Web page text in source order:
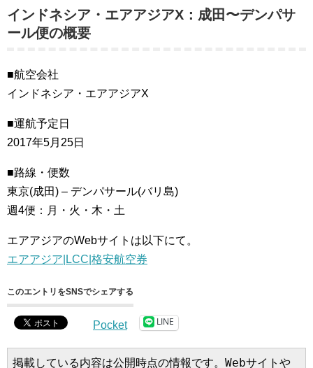
インドネシア・エアアジアX：成田〜デンパサ
ール便の概要
■航空会社
インドネシア・エアアジアX
■運航予定日
2017年5月25日
■路線・便数
東京(成田) – デンパサール(バリ島)
週4便：月・火・木・土
エアアジアのWebサイトは以下にて。
エアアジア|LCC|格安航空券
このエントリをSNSでシェアする
Pocket LINE
掲載している内容は公開時点の情報です。Webサイトや